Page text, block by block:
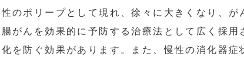
のポリープとして現れ、徐々に大きくなり、が
がんを効果的に予防する治療法として広く採用
を防ぐ効果があります。また、慢性の消化器症